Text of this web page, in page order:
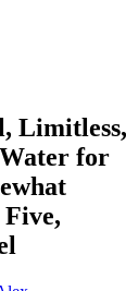
Limitless,
for